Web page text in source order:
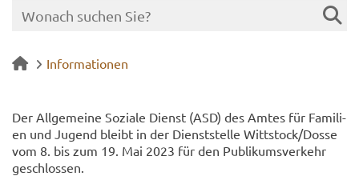
Informationen
Der All­ge­mei­ne So­zia­le Dienst (ASD) des Amtes für Fa­mi­li­
en und Ju­gend bleibt in der Dienst­stel­le Witt­stock/Dosse
vom 8. bis zum 19. Mai 2023 für den Pu­bli­kums­ver­kehr
ge­schlos­sen.